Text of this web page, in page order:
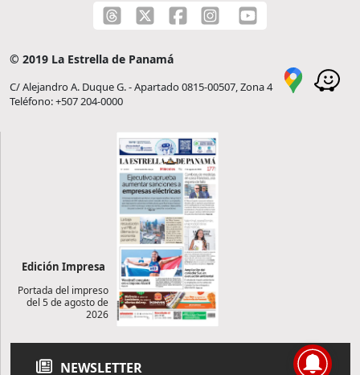
© 2019 La Estrella de Panamá
C/ Alejandro A. Duque G. - Apartado 0815-00507, Zona 4
Teléfono: +507 204-0000
Edición Impresa
Portada del impreso
del 5 de agosto de
2026
NEWSLETTER